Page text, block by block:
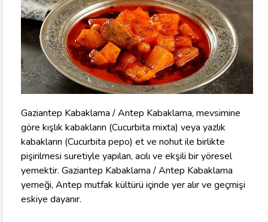
Gaziantep Kabaklama / Antep Kabaklama, mevsimine
göre kışlık kabakların (Cucurbita mixta) veya yazlık
kabakların (Cucurbita pepo) et ve nohut ile birlikte
pişirilmesi suretiyle yapılan, acılı ve ekşili bir yöresel
yemektir. Gaziantep Kabaklama / Antep Kabaklama
yemeği, Antep mutfak kültürü içinde yer alır ve geçmişi
eskiye dayanır.